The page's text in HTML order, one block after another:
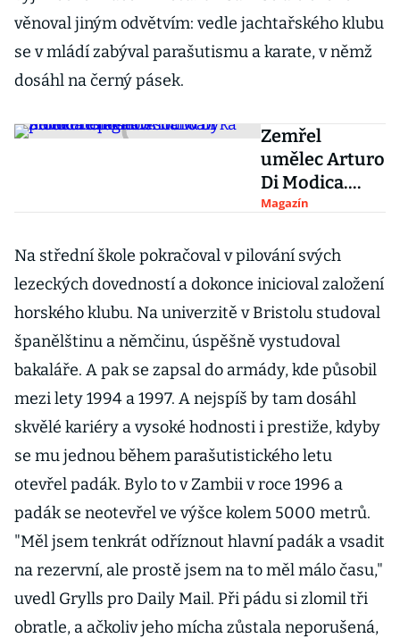
věnoval jiným odvětvím: vedle jachtařského klubu
se v mládí zabýval parašutismu a karate, v němž
dosáhl na černý pásek.
Zemřel
umělec Arturo
Di Modica.
Slavnou sochu
postavil na
Wall Street
Magazín
Na střední škole pokračoval v pilování svých
lezeckých dovedností a dokonce inicioval založení
horského klubu. Na univerzitě v Bristolu studoval
španělštinu a němčinu, úspěšně vystudoval
bakaláře. A pak se zapsal do armády, kde působil
mezi lety 1994 a 1997. A nejspíš by tam dosáhl
skvělé kariéry a vysoké hodnosti i prestiže, kdyby
se mu jednou během parašutistického letu
otevřel padák. Bylo to v Zambii v roce 1996 a
padák se neotevřel ve výšce kolem 5000 metrů.
"Měl jsem tenkrát odříznout hlavní padák a vsadit
na rezervní, ale prostě jsem na to měl málo času,"
uvedl Grylls pro Daily Mail. Při pádu si zlomil tři
obratle, a ačkoliv jeho mícha zůstala neporušená,